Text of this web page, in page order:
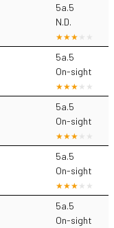
5a.5
N.D.
5a.5
On-sight
5a.5
On-sight
5a.5
On-sight
5a.5
On-sight